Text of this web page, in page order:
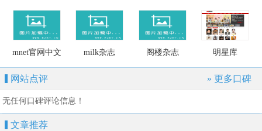
mnet官网中文 milk杂志 阁楼杂志 明星库
网站点评 » 更多口碑
无任何口碑评论信息！
文章推荐